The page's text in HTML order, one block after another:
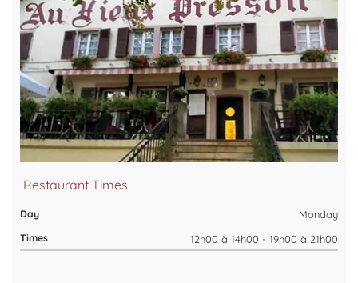
Restaurant Times
Monday
12h00 à 14h00 - 19h00 à 21h00